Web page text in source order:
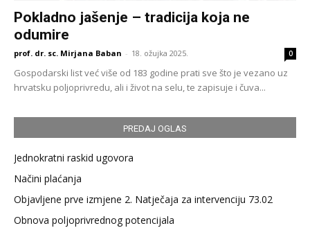
Pokladno jašenje – tradicija koja ne
odumire
prof. dr. sc. Mirjana Baban - 18. ožujka 2025. 0
Gospodarski list već više od 183 godine prati sve što je vezano uz
hrvatsku poljoprivredu, ali i život na selu, te zapisuje i čuva...
PREDAJ OGLAS
Jednokratni raskid ugovora
Načini plaćanja
Objavljene prve izmjene 2. Natječaja za intervenciju 73.02
Obnova poljoprivrednog potencijala